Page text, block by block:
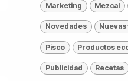
Marketing Mezcal
Novedades
Pisco Productos
Publicidad Recetas